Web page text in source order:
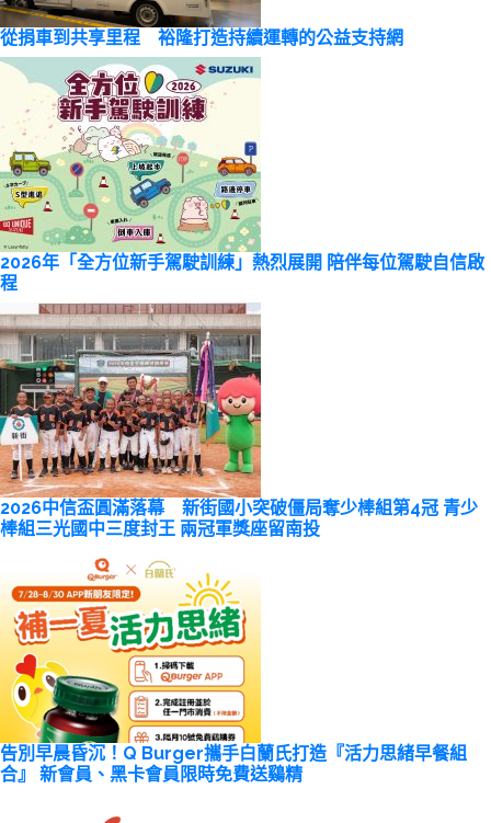
從捐車到共享里程 裕隆打造持續運轉的公益支持網
2026年「全方位新手駕駛訓練」熱烈展開 陪伴每位駕駛自信啟
程
2026中信盃圓滿落幕 新街國小突破僵局奪少棒組第4冠 青少
棒組三光國中三度封王 兩冠軍獎座留南投
告別早晨昏沉！Q Burger攜手白蘭氏打造『活力思緒早餐組
合』 新會員、黑卡會員限時免費送鷄精